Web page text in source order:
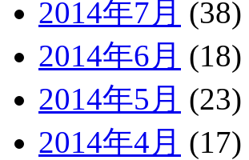
2014年7月 (38)
2014年6月 (18)
2014年5月 (23)
2014年4月 (17)